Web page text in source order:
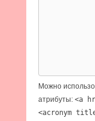
Можно
атрибуты: <a
<acronym